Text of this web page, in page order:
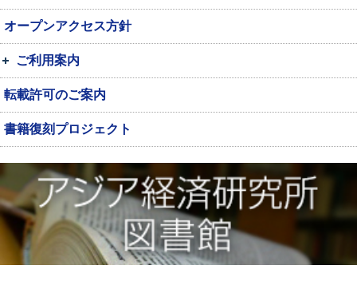
オープンアクセス方針
ご利用案内
転載許可のご案内
書籍復刻プロジェクト